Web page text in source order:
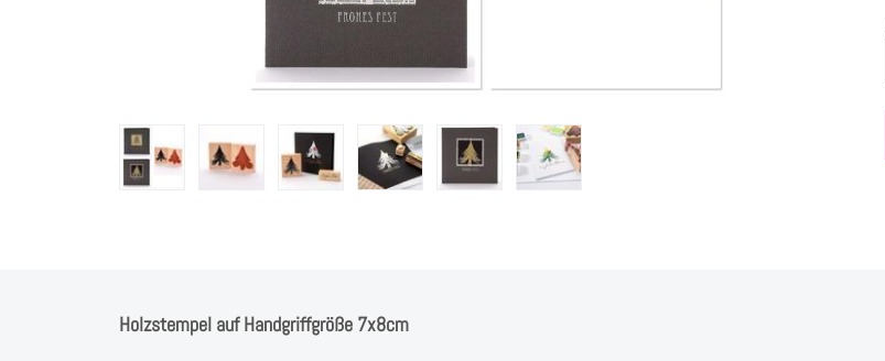
Holzstempel auf Handgriffgröße 7x8cm